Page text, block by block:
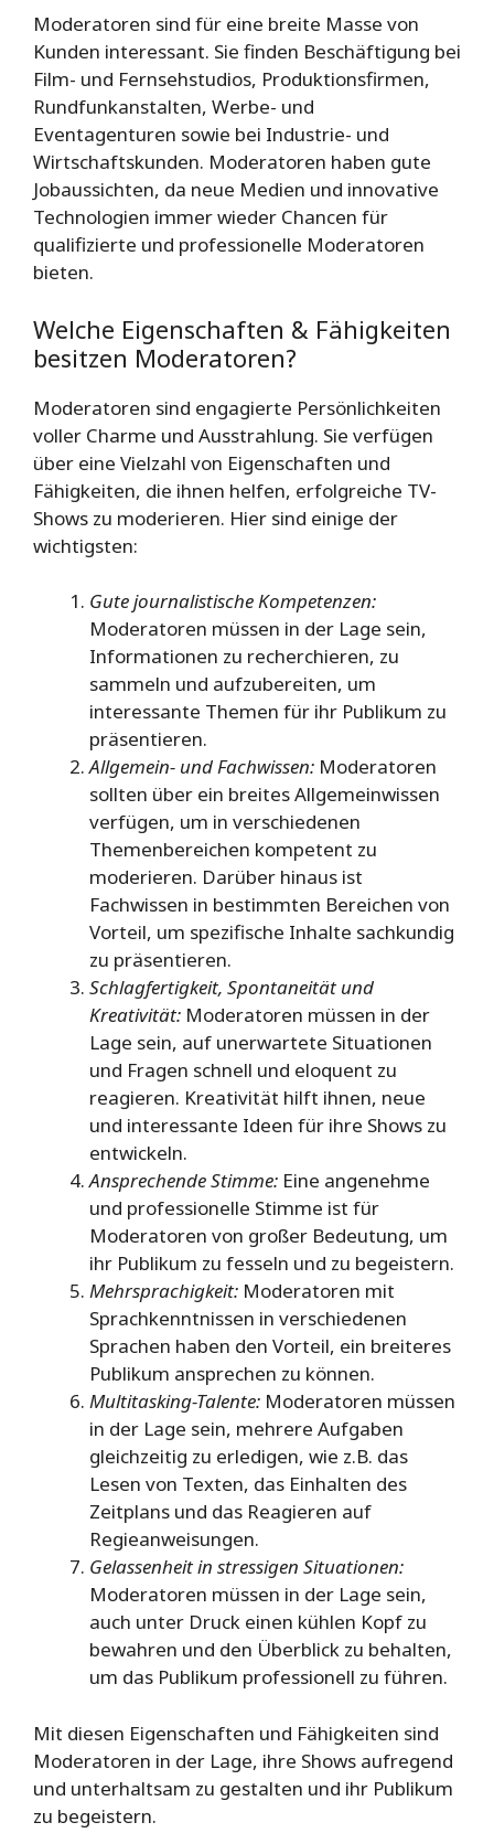
Moderatoren sind für eine breite Masse von
Kunden interessant. Sie finden Beschäftigung bei
Film- und Fernsehstudios, Produktionsfirmen,
Rundfunkanstalten, Werbe- und
Eventagenturen sowie bei Industrie- und
Wirtschaftskunden. Moderatoren haben gute
Jobaussichten, da neue Medien und innovative
Technologien immer wieder Chancen für
qualifizierte und professionelle Moderatoren
bieten.
Welche Eigenschaften & Fähigkeiten
besitzen Moderatoren?
Moderatoren sind engagierte Persönlichkeiten
voller Charme und Ausstrahlung. Sie verfügen
über eine Vielzahl von Eigenschaften und
Fähigkeiten, die ihnen helfen, erfolgreiche TV-
Shows zu moderieren. Hier sind einige der
wichtigsten:
Gute journalistische Kompetenzen:
Moderatoren müssen in der Lage sein,
Informationen zu recherchieren, zu
sammeln und aufzubereiten, um
interessante Themen für ihr Publikum zu
präsentieren.
Allgemein- und Fachwissen: Moderatoren
sollten über ein breites Allgemeinwissen
verfügen, um in verschiedenen
Themenbereichen kompetent zu
moderieren. Darüber hinaus ist
Fachwissen in bestimmten Bereichen von
Vorteil, um spezifische Inhalte sachkundig
zu präsentieren.
Schlagfertigkeit, Spontaneität und
Kreativität: Moderatoren müssen in der
Lage sein, auf unerwartete Situationen
und Fragen schnell und eloquent zu
reagieren. Kreativität hilft ihnen, neue
und interessante Ideen für ihre Shows zu
entwickeln.
Ansprechende Stimme: Eine angenehme
und professionelle Stimme ist für
Moderatoren von großer Bedeutung, um
ihr Publikum zu fesseln und zu begeistern.
Mehrsprachigkeit: Moderatoren mit
Sprachkenntnissen in verschiedenen
Sprachen haben den Vorteil, ein breiteres
Publikum ansprechen zu können.
Multitasking-Talente: Moderatoren müssen
in der Lage sein, mehrere Aufgaben
gleichzeitig zu erledigen, wie z.B. das
Lesen von Texten, das Einhalten des
Zeitplans und das Reagieren auf
Regieanweisungen.
Gelassenheit in stressigen Situationen:
Moderatoren müssen in der Lage sein,
auch unter Druck einen kühlen Kopf zu
bewahren und den Überblick zu behalten,
um das Publikum professionell zu führen.
Mit diesen Eigenschaften und Fähigkeiten sind
Moderatoren in der Lage, ihre Shows aufregend
und unterhaltsam zu gestalten und ihr Publikum
zu begeistern.